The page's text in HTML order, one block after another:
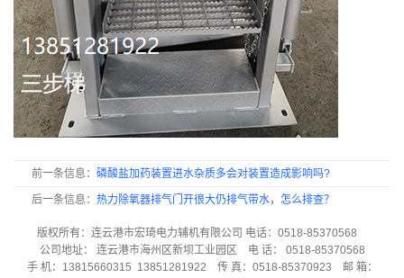
前一条信息： 磷酸盐加药装置进水杂质多会对装置造成影响吗?
后一条信息： 热力除氧器排气门开很大仍排气带水，怎么排查？
版权所有：连云港市宏琦电力辅机有限公司 电话：0518-85370568
公司地址： 连云港市海州区新坝工业园区 电 话： 0518-85370568
手 机：13815660315 13851281922 传 真：0518-85370923 邮 箱：